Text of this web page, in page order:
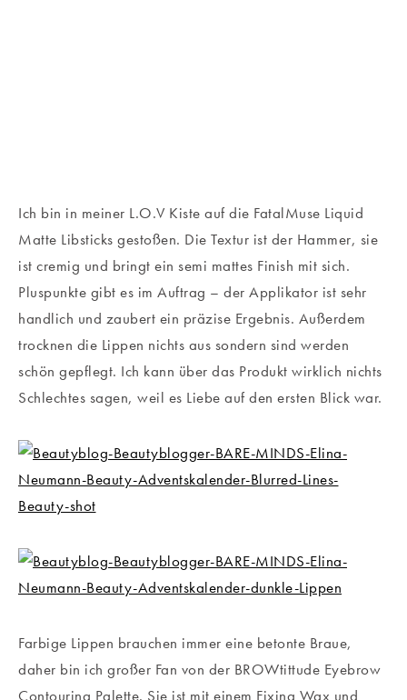
Ich bin in meiner L.O.V Kiste auf die FatalMuse Liquid
Matte Libsticks gestoßen. Die Textur ist der Hammer, sie
ist cremig und bringt ein semi mattes Finish mit sich.
Pluspunkte gibt es im Auftrag – der Applikator ist sehr
handlich und zaubert ein präzise Ergebnis. Außerdem
trocknen die Lippen nichts aus sondern sind werden
schön gepflegt. Ich kann über das Produkt wirklich nichts
Schlechtes sagen, weil es Liebe auf den ersten Blick war.
Farbige Lippen brauchen immer eine betonte Braue,
daher bin ich großer Fan von der BROWtittude Eyebrow
Contouring Palette. Sie ist mit einem Fixing Wax und